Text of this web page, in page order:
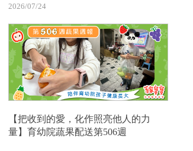
2026/07/24
【把收到的愛，化作照亮他人的力
量】育幼院蔬果配送第506週